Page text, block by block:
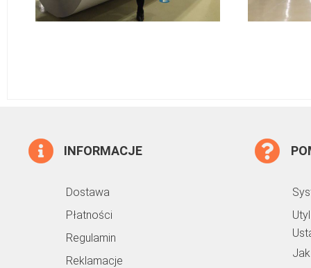
INFORMACJE
Dostawa
Płatności
Regulamin
Reklamacje